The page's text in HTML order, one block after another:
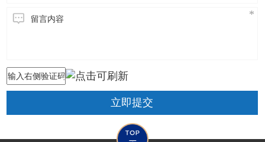
立即提交